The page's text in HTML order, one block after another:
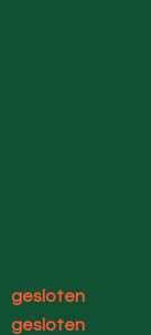
gesloten
gesloten